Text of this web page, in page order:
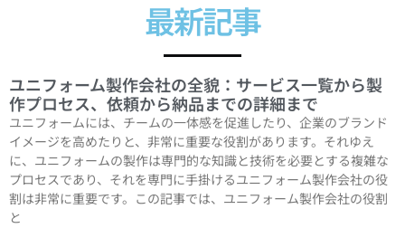
最新記事
ユニフォーム製作会社の全貌：サービス一覧から製
作プロセス、依頼から納品までの詳細まで
ユニフォームには、チームの一体感を促進したり、企業のブランド
イメージを高めたりと、非常に重要な役割があります。それゆえ
に、ユニフォームの製作は専門的な知識と技術を必要とする複雑な
プロセスであり、それを専門に手掛けるユニフォーム製作会社の役
割は非常に重要です。この記事では、ユニフォーム製作会社の役割
と